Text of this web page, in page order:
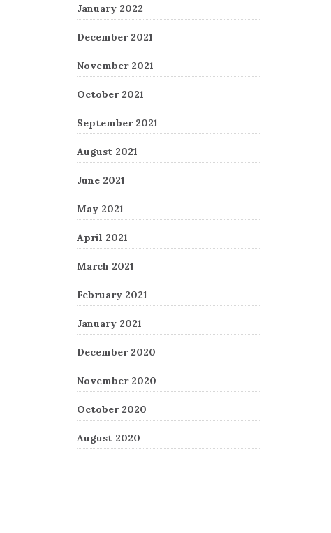
January 2022
December 2021
November 2021
October 2021
September 2021
August 2021
June 2021
May 2021
April 2021
March 2021
February 2021
January 2021
December 2020
November 2020
October 2020
August 2020